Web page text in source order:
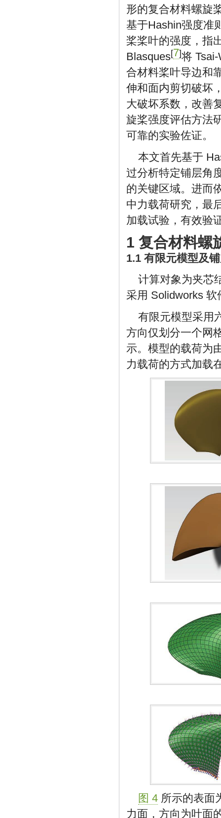
形的复合材料螺旋
基于Hashin强度准
桨桨叶的强度，指
Blasques[7]将
合材料桨叶导边和
伸和面内剪切破坏
大破坏系数，改善
旋桨强度评估方法
可靠的实验佐证。
本文首先基于
过分析特定铺层角
的关键区域。进而
中力载荷研究，最
加载试验，有效验
1 复合材料螺
1.1 有限元模型及
计算对象为夹芯
采用 Solidworks
有限元模型采用
方向仅划分一个网
示。模型的载荷为
力载荷的方式加载
图 4 所示的表面
力面，方向为叶面